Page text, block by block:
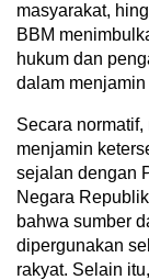
masyarakat,
BBM
hukum dan
dalam
Secara
menjamin
sejalan dengan
Negara
bahwa sumber
dipergunakan
rakyat. Selain